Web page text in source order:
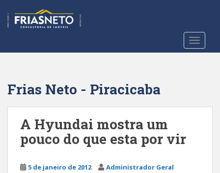
t
Frias Neto - Piracicaba
A Hyundai mostra um
pouco do que esta por vir
5 de janeiro de 2012 Administrador Geral